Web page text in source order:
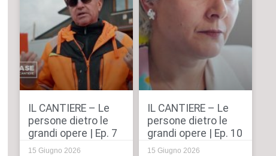
IL CANTIERE – Le
persone dietro le
grandi opere | Ep. 7
15 Giugno 2026
IL CANTIERE – Le
persone dietro le
grandi opere | Ep. 10
15 Giugno 2026